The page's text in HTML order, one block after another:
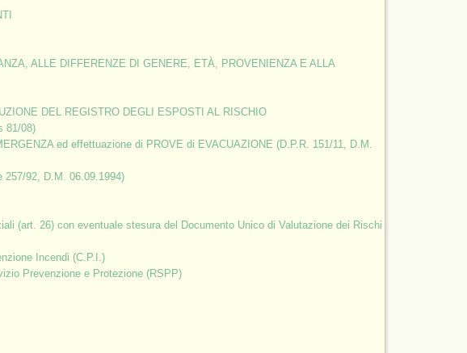
ALLE DIFFERENZE DI GENERE, ETÀ, PROVENIENZA E ALLA
DEL REGISTRO DEGLI ESPOSTI AL RISCHIO
81/08)
ed effettuazione di PROVE di EVACUAZIONE (D.P.R. 151/11, D.M.
257/92, D.M. 06.09.1994)
(art. 26) con eventuale stesura del Documento Unico di Valutazione dei Rischi
Incendi (C.P.I.)
Prevenzione e Protezione (RSPP)
e i
i
ecc.)